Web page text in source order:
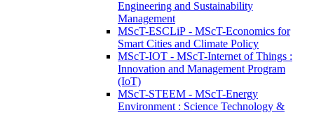
Engineering and Sustainability
Management
MScT-ESCLiP - MScT-Economics for
Smart Cities and Climate Policy
MScT-IOT - MScT-Internet of Things :
Innovation and Management Program
(IoT)
MScT-STEEM - MScT-Energy
Environment : Science Technology &